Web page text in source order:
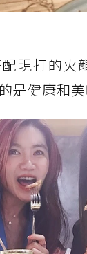
現打的火
是健康和美